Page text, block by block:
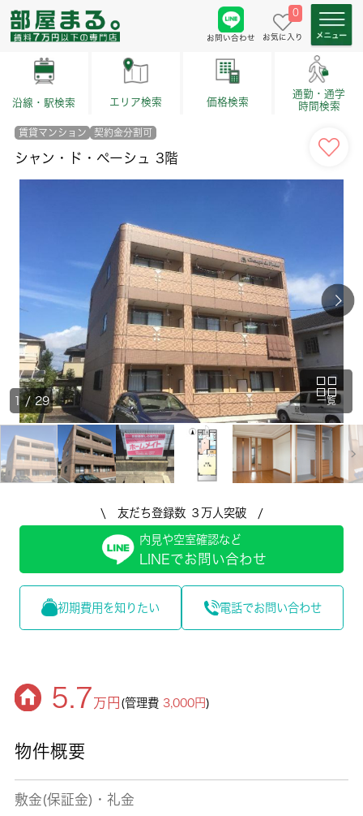
お問い合わせ
0
お気に入り
沿線・駅検索 エリア検索 価格検索
通勤・通学
時間検索
賃貸マンション 契約金分割可
シャン・ド・ペーシュ 3階
一覧
1/29
\ 友だち登録数 ３万人突破 /
内見や空室確認など
LINEでお問い合わせ
初期費用を知りたい 電話でお問い合わせ
5.7万円 (管理費3,000円)
物件概要
敷金(保証金)・礼金